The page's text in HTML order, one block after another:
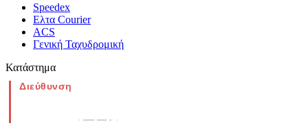
Speedex
Ελτα Courier
ACS
Γενική Ταχυδρομική
Κατάστημα
Διεύθυνση